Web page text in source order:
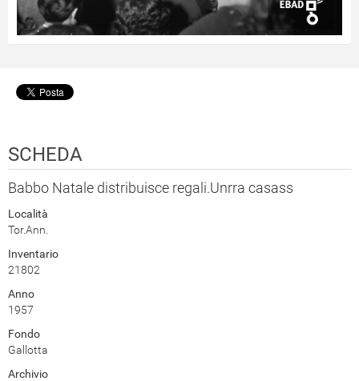
SCHEDA
Babbo Natale distribuisce regali.Unrra casass
Località
Tor.Ann.
Inventario
21802
Anno
1957
Fondo
Gallotta
Archivio